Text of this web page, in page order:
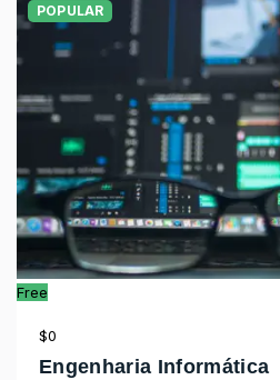
Free
POPULAR
$0
Engenharia Informática